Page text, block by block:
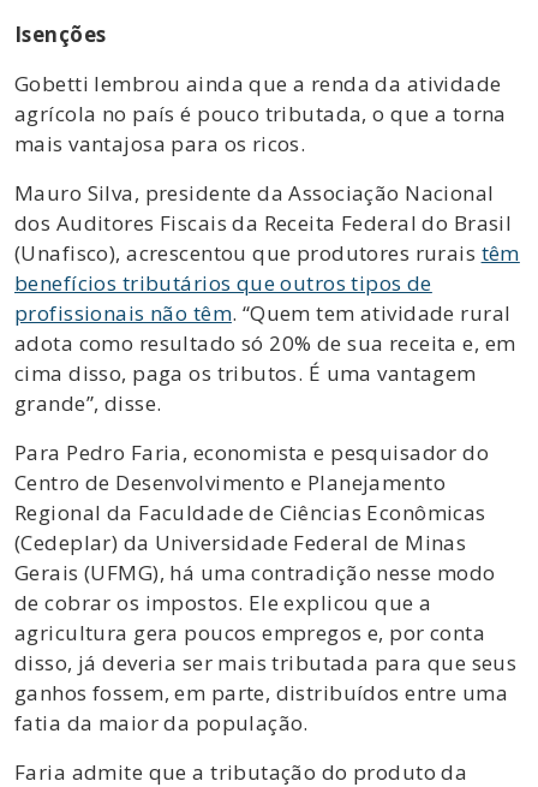
Isenções
Gobetti lembrou ainda que a renda da atividade
agrícola no país é pouco tributada, o que a torna
mais vantajosa para os ricos.
Mauro Silva, presidente da Associação Nacional
dos Auditores Fiscais da Receita Federal do Brasil
(Unafisco), acrescentou que produtores rurais têm
benefícios tributários que outros tipos de
profissionais não têm. “Quem tem atividade rural
adota como resultado só 20% de sua receita e, em
cima disso, paga os tributos. É uma vantagem
grande”, disse.
Para Pedro Faria, economista e pesquisador do
Centro de Desenvolvimento e Planejamento
Regional da Faculdade de Ciências Econômicas
(Cedeplar) da Universidade Federal de Minas
Gerais (UFMG), há uma contradição nesse modo
de cobrar os impostos. Ele explicou que a
agricultura gera poucos empregos e, por conta
disso, já deveria ser mais tributada para que seus
ganhos fossem, em parte, distribuídos entre uma
fatia da maior da população.
Faria admite que a tributação do produto da